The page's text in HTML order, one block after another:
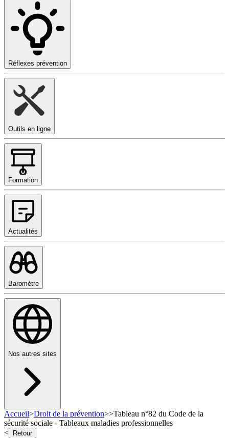
Réflexes prévention
Outils en ligne
Formation
Actualités
Baromètre
Nos autres sites
Accueil>Droit de la prévention>>Tableau n°82 du Code de la
sécurité sociale - Tableaux maladies professionnelles
<
Retour